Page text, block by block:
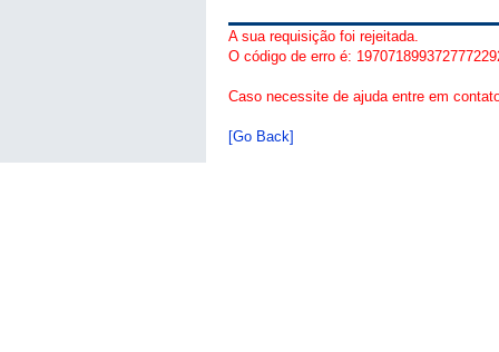
A sua requisição foi rejeitada.
O código de erro é:
Caso necessite de ajuda entre em
[Go Back]